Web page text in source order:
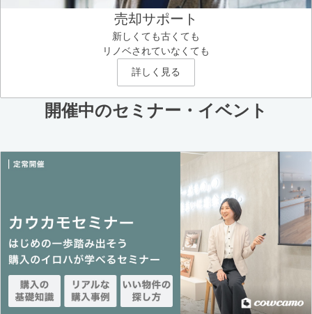
売却サポート
新しくても古くても
リノベされていなくても
詳しく見る
開催中のセミナー・イベント